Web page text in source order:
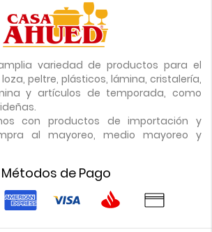
variedad de productos para el
peltre, plásticos, lámina, cristalería,
y artículos de temporada, como
con productos de importación y
al mayoreo, medio mayoreo y
Métodos de Pago